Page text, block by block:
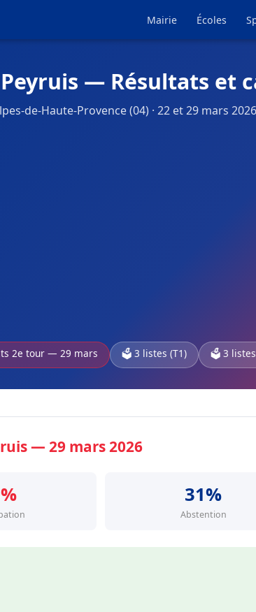
Mairie Écoles
— Résultats et
de-Haute-Provence (04) · 22 et 29 mars
2e tour — 29 mars 🗳️ 3 listes (T1) 🗳️ 3 listes
— 29 mars 2026
31%
Abstention